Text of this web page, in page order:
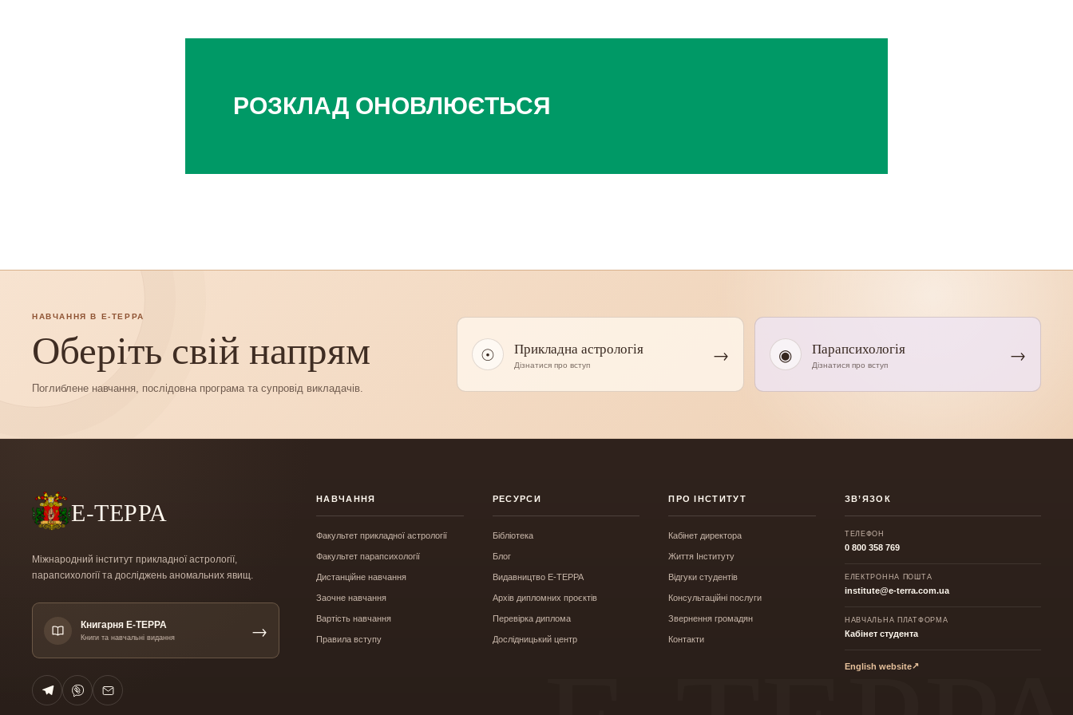
РОЗКЛАД ОНОВЛЮЄТЬСЯ
НАВЧАННЯ В Е-ТЕРРА
Оберіть свій напрям
Поглиблене навчання, послідовна програма та супровід викладачів.
☉ Прикладна астрологія
Дізнатися про вступ → ◉ Парапсихологія
Дізнатися про вступ →
Е-ТЕРРА
Міжнародний інститут прикладної астрології,
парапсихології та досліджень аномальних явищ.
Книгарня Е-ТЕРРА
Книги та навчальні видання →
НАВЧАННЯ
Факультет прикладної астрології
Факультет парапсихології
Дистанційне навчання
Заочне навчання
Вартість навчання
Правила вступу
РЕСУРСИ
Бібліотека
Блог
Видавництво Е-ТЕРРА
Архів дипломних проєктів
Перевірка диплома
Дослідницький центр
ПРО ІНСТИТУТ
Кабінет директора
Життя Інституту
Відгуки студентів
Консультаційні послуги
Звернення громадян
Контакти
ЗВ’ЯЗОК
ТЕЛЕФОН
0 800 358 769
ЕЛЕКТРОННА ПОШТА
institute@e-terra.com.ua
НАВЧАЛЬНА ПЛАТФОРМА
Кабінет студента
English website↗